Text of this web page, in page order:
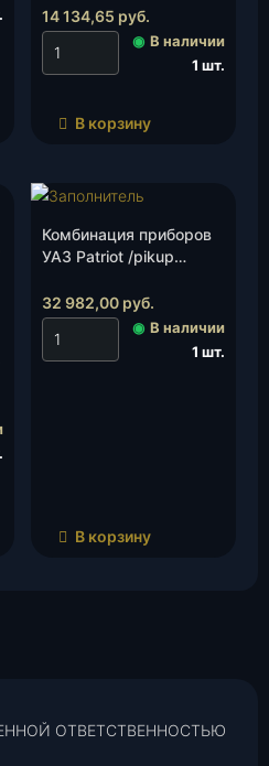
3801040-10)(комп.
КОМФОРТ) с
измененной шкалой
красной зоны, шт.
14 134,65 руб.
◉ В наличии
1 шт.
В корзину
Комбинация приборов
УАЗ Patriot /pikup
Классик)(2363-
3801020-20)(с
11.2016), шт.
32 982,00 руб.
◉ В наличии
1 шт.
В корзину
ОТВЕТСТВЕННОСТЬЮ